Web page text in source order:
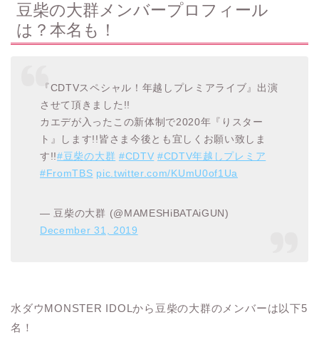
豆柴の大群メンバープロフィール
は？本名も！
『CDTVスペシャル！年越しプレミアライブ』出演
させて頂きました!!
カエデが入ったこの新体制で2020年『りスター
ト』します!!皆さま今後とも宜しくお願い致しま
す!!#豆柴の大群 #CDTV #CDTV年越しプレミア
#FromTBS pic.twitter.com/KUmU0of1Ua
— 豆柴の大群 (@MAMESHiBATAiGUN)
December 31, 2019
水ダウMONSTER IDOLから豆柴の大群のメンバーは以下5
名！